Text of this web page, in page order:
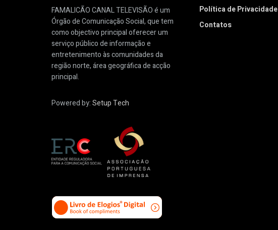
FAMALICÃO CANAL TELEVISÃO é um
Órgão de Comunicação Social, que tem
como objectivo principal oferecer um
serviço público de informação e
entretenimento às comunidades da
região norte, área geográfica de acção
principal.
Powered by:Setup Tech
Política de Privacidade
Contatos